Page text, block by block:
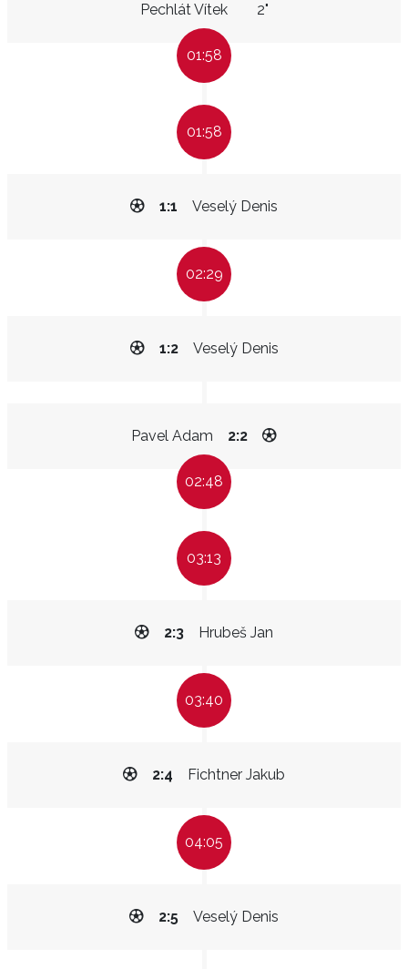
Pechlát Vítek 2"
01:58
01:58
Veselý Denis
1:1
02:29
Veselý Denis
1:2
Pavel Adam 2:2
02:48
03:13
Hrubeš Jan
2:3
03:40
Fichtner Jakub
2:4
04:05
Veselý Denis
2:5